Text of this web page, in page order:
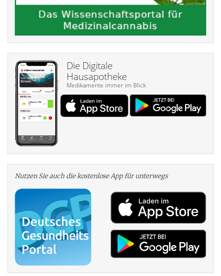
Die Digitale
Hausapotheke
Medikamente immer im Blick
Nutzen Sie auch die kosten­lose App für unterwegs